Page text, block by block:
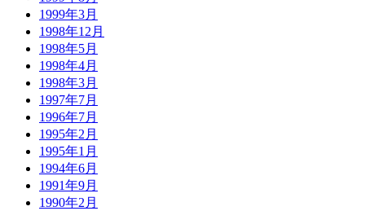
1999年3月
1998年12月
1998年5月
1998年4月
1998年3月
1997年7月
1996年7月
1995年2月
1995年1月
1994年6月
1991年9月
1990年2月